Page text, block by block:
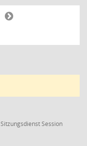
SitzungsdienstSession(Wird in